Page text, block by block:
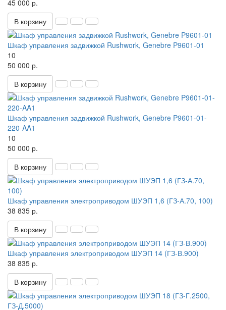
45 000 р.
В корзину
Шкаф управления задвижкой Rushwork, Genebre P9601-01
10
50 000 р.
В корзину
Шкаф управления задвижкой Rushwork, Genebre P9601-01-
220-AA1
10
50 000 р.
В корзину
Шкаф управления электроприводом ШУЭП 1,6 (ГЗ-А.70, 100)
38 835 р.
В корзину
Шкаф управления электроприводом ШУЭП 14 (ГЗ-В.900)
38 835 р.
В корзину